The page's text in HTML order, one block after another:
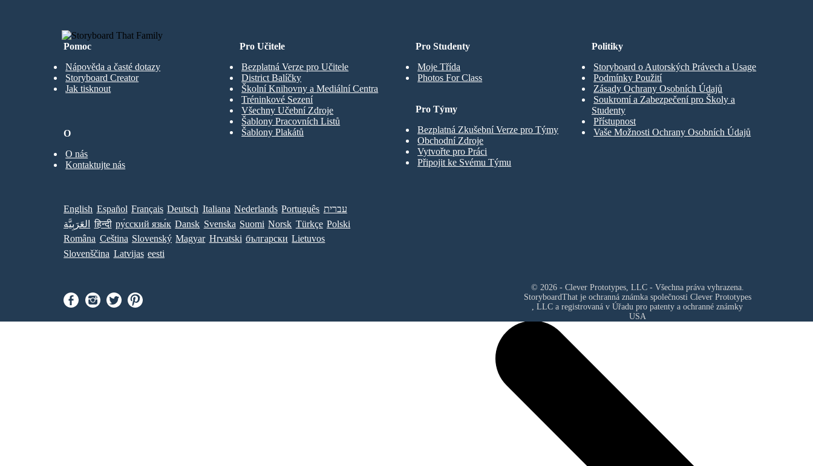
Pomoc
Nápověda a časté dotazy
Storyboard Creator
Jak tisknout
Pro Studenty
Moje Třída
Photos For Class
Pro Učitele
Bezplatná Verze pro Učitele
District Balíčky
Školní Knihovny a Mediální Centra
Tréninkové Sezení
Všechny Učební Zdroje
Šablony Pracovních Listů
Šablony Plakátů
Pro Týmy
Bezplatná Zkušební Verze pro Týmy
Obchodní Zdroje
Vytvořte pro Práci
Připojit ke Svému Týmu
O
O nás
Kontaktujte nás
Politiky
Storyboard o Autorských Právech a Usage
Podmínky Použití
Zásady Ochrany Osobních Údajů
Soukromí a Zabezpečení pro Školy a
Studenty
Přístupnost
Vaše Možnosti Ochrany Osobních Údajů
English Español Français Deutsch Italiana Nederlands Português עברית
العَرَبِيَّة
हिन्दी ру́сский язы́к Dansk Svenska Suomi Norsk Türkçe Polski
Româna Ceština Slovenský Magyar Hrvatski български Lietuvos
Slovenščina Latvijas eesti
© 2026 - Clever Prototypes, LLC - Všechna práva vyhrazena.
StoryboardThat je ochranná známka společnosti Clever Prototypes
, LLC a registrovaná v Úřadu pro patenty a ochranné známky
USA